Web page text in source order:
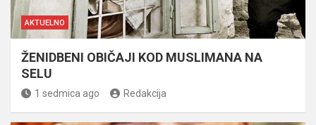
AKTUELNO
ŽENIDBENI OBIČAJI KOD MUSLIMANA NA
SELU
1 sedmica ago Redakcija